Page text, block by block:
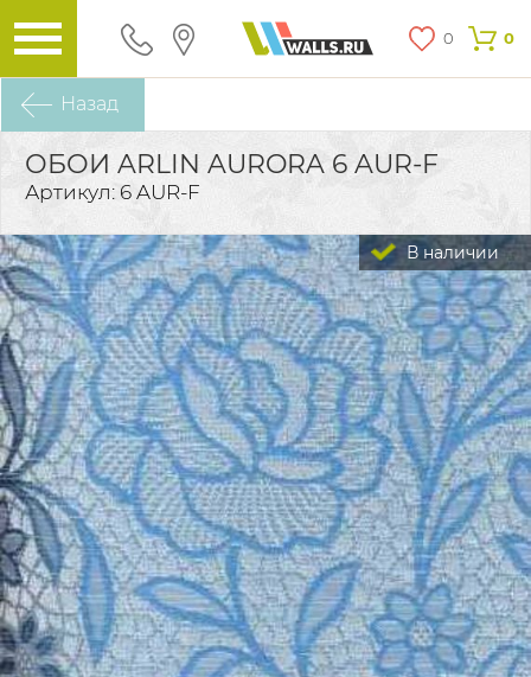
0 0
Назад
ОБОИ ARLIN AURORA 6 AUR-F
Артикул: 6 AUR-F
В наличии